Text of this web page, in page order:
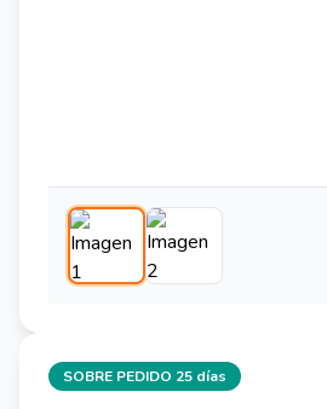
SOBRE PEDIDO 25 días